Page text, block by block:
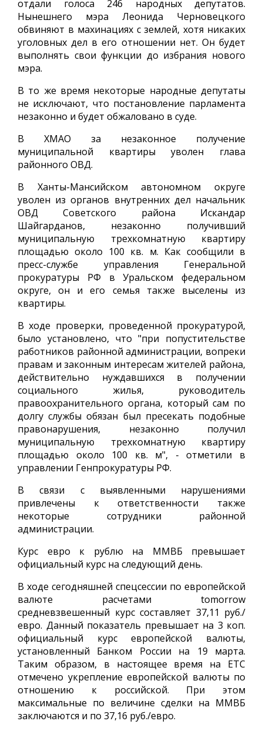
отдали голоса 246 народных депутатов.
Нынешнего мэра Леонида Черновецкого
обвиняют в махинациях с землей, хотя никаких
уголовных дел в его отношении нет. Он будет
выполнять свои функции до избрания нового
мэра.
В то же время некоторые народные депутаты
не исключают, что постановление парламента
незаконно и будет обжаловано в суде.
В ХМАО за незаконное получение
муниципальной квартиры уволен глава
районного ОВД.
В Ханты-Мансийском автономном округе
уволен из органов внутренних дел начальник
ОВД Советского района Искандар
Шайгарданов, незаконно получивший
муниципальную трехкомнатную квартиру
площадью около 100 кв. м. Как сообщили в
пресс-службе управления Генеральной
прокуратуры РФ в Уральском федеральном
округе, он и его семья также выселены из
квартиры.
В ходе проверки, проведенной прокуратурой,
было установлено, что "при попустительстве
работников районной администрации, вопреки
правам и законным интересам жителей района,
действительно нуждавшихся в получении
социального жилья, руководитель
правоохранительного органа, который сам по
долгу службы обязан был пресекать подобные
правонарушения, незаконно получил
муниципальную трехкомнатную квартиру
площадью около 100 кв. м", - отметили в
управлении Генпрокуратуры РФ.
В связи с выявленными нарушениями
привлечены к ответственности также
некоторые сотрудники районной
администрации.
Курс евро к рублю на ММВБ превышает
официальный курс на следующий день.
В ходе сегодняшней спецсессии по европейской
валюте расчетами tomorrow
средневзвешенный курс составляет 37,11 руб./
евро. Данный показатель превышает на 3 коп.
официальный курс европейской валюты,
установленный Банком России на 19 марта.
Таким образом, в настоящее время на ЕТС
отмечено укрепление европейской валюты по
отношению к российской. При этом
максимальные по величине сделки на ММВБ
заключаются и по 37,16 руб./евро.